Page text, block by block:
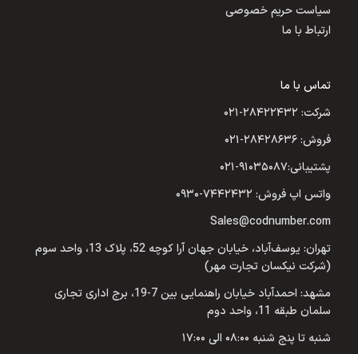
سیاست حریم خصوصی
ارتباط با ما
تماس با ما
شرکت: ۲۸۴۲۲۴۳۲-۰۲۱
فروش: ۲۸۴۲۸۶۳۶-۰۲۱
پشتیبانی:۹۱۰۳۵۰۸۷-۰۲۱
واتس اپ فروش: ۷۴۴۲۴۳۲-۰۹۳۰
Sales@codnumber.com
تهران: یوسف‌آباد، خیابان جهان آرا کوچه 52، پلاک 13، واحد سوم
(شرکت نیکسان تجارت مهر)
مشهد: احمدآباد خیابان راهنمایی بین 7-19، برج اداری تجاری
سلمان طبقه 11، واحد دوم
شنبه تا پنج شنبه ۰۸:۰۰ الی ۱۷:۰۰